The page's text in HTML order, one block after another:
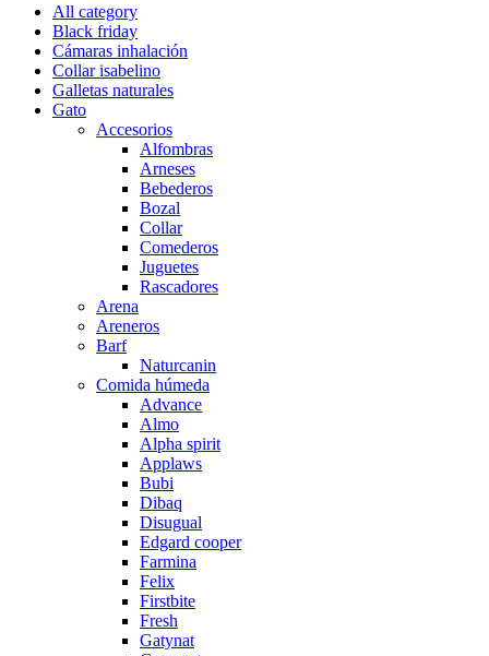
All category
Black friday
Cámaras inhalación
Collar isabelino
Galletas naturales
Gato
Accesorios
Alfombras
Arneses
Bebederos
Bozal
Collar
Comederos
Juguetes
Rascadores
Arena
Areneros
Barf
Naturcanin
Comida húmeda
Advance
Almo
Alpha spirit
Applaws
Bubi
Dibaq
Disugual
Edgard cooper
Farmina
Felix
Firstbite
Fresh
Gatynat